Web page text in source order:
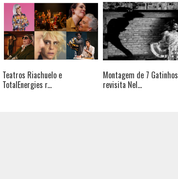
Teatros Riachuelo e
TotalEnergies r...
Montagem de 7 Gatinhos
revisita Nel...